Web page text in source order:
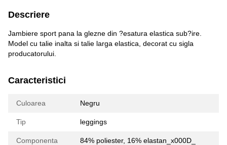
Descriere
Jambiere sport pana la glezne din ?esatura elastica sub?ire.
Model cu talie inalta si talie larga elastica, decorat cu sigla
producatorului.
Caracteristici
Culoarea Negru
Tip leggings
Componenta 84% poliester, 16% elastan_x000D_